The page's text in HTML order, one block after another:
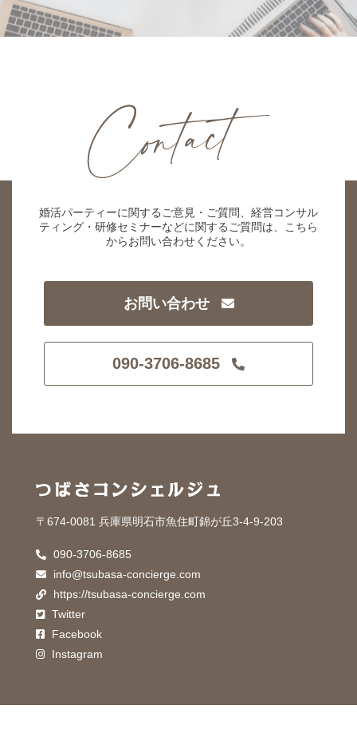
婚活パーティーに関するご意見・ご質問、経営コンサル
ティング・研修セミナーなどに関するご質問は、こちら
からお問い合わせください。
お問い合わせ
090-3706-8685
〒674-0081 兵庫県明石市魚住町錦が丘3-4-9-203
090-3706-8685
info@tsubasa-concierge.com
https://tsubasa-concierge.com
Twitter
Facebook
Instagram